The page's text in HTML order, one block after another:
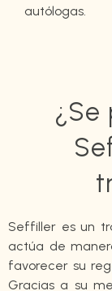
autólogas.
¿Se
Seffiller es un
actúa de
favorecer su
Gracias a su